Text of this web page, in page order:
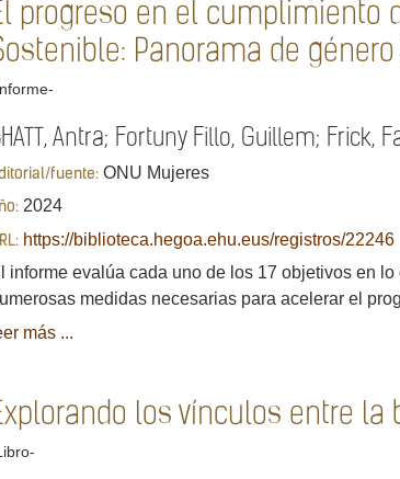
progreso en el cumplimiento
Panorama de
Antra; Fortuny Fillo, Guillem; Frick,
fuente: ONU Mujeres
2024
https://biblioteca.hegoa.ehu.eus/registros/22246
informe evalúa cada uno de los 17 objetivos en
medidas necesarias para acelerar el
más ...
los vínculos entre la